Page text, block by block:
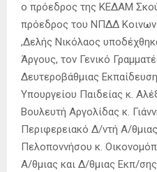
ο πρόεδρος της ΚΕΔΑΜ
πρόεδρος του ΝΠΔΔ
,Δελής Νικόλαος
Άργους, τον Γενικό
Δευτεροβάθμιας
Υπουργείου Παιδείας κ.
Βουλευτή Αργολίδας κ.
Περιφερειακό Δ/ντή Α/
Πελοποννήσου κ.
Α/θμιας και Δ/θμιας Εκπ/